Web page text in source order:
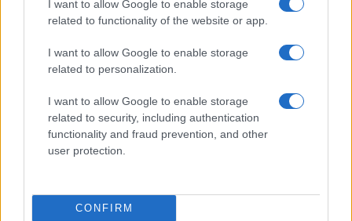
I want to allow Google to enable storage
related to functionality of the website or app.
I want to allow Google to enable storage
related to personalization.
I want to allow Google to enable storage
related to security, including authentication
functionality and fraud prevention, and other
user protection.
CONFIRM
Ευρωπαϊκό Κορασίδων:
Τζάμπολ για την Εθνική στα
στοιχήματα σε low & non